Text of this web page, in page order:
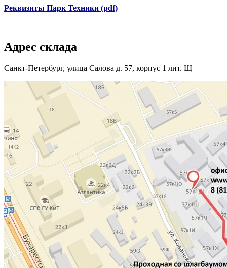
Реквизиты Парк Техники (pdf)
Адрес склада
Санкт-Петербург, улица Салова д. 57, корпус 1 лит. Щ